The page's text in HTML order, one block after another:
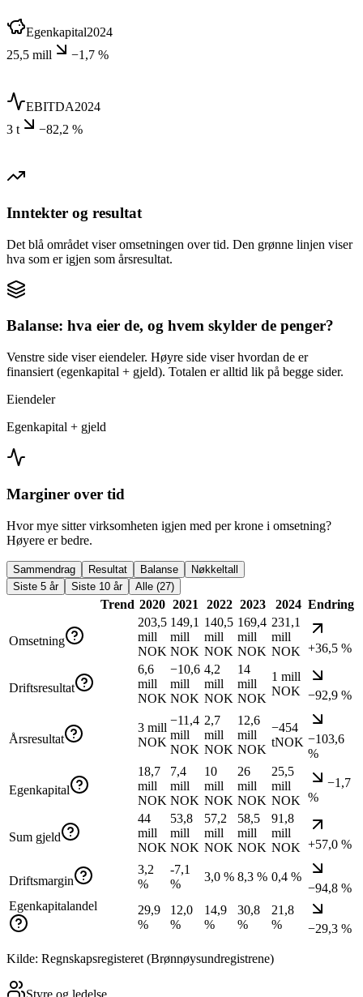
Egenkapital2024
25,5 mill
−1,7 %
EBITDA2024
3 t
−82,2 %
Inntekter og resultat
Det blå området viser omsetningen over tid. Den grønne linjen viser
hva som er igjen som årsresultat.
Balanse: hva eier de, og hvem skylder de penger?
Venstre side viser eiendeler. Høyre side viser hvordan de er
finansiert (egenkapital + gjeld). Totalen er alltid lik på begge sider.
Eiendeler
Egenkapital + gjeld
Marginer over tid
Hvor mye sitter virksomheten igjen med per krone i omsetning?
Høyere er bedre.
Sammendrag Resultat Balanse
Nøkkeltall
Siste 5 år
Siste 10 år Alle (27)
Trend 2020 2021 2022 2023 2024 Endring
Omsetning
203,5
mill
NOK
149,1
mill
NOK
140,5
mill
NOK
169,4
mill
NOK
231,1
mill
NOK +36,5 %
Driftsresultat
6,6
mill
NOK
−10,6
mill
NOK
4,2
mill
NOK
14
mill
NOK
1 mill
NOK −92,9 %
Årsresultat
3 mill
NOK
−11,4
mill
NOK
2,7
mill
NOK
12,6
mill
NOK
−454
tNOK −103,6
%
Egenkapital
18,7
mill
NOK
7,4
mill
NOK
10
mill
NOK
26
mill
NOK
25,5
mill
NOK
−1,7
%
Sum gjeld
44
mill
NOK
53,8
mill
NOK
57,2
mill
NOK
58,5
mill
NOK
91,8
mill
NOK +57,0 %
Driftsmargin
3,2
%
-7,1
%
3,0 % 8,3 % 0,4 %
−94,8 %
Egenkapitalandel
29,9
%
12,0
%
14,9
%
30,8
%
21,8
%
−29,3 %
Kilde: Regnskapsregisteret (Brønnøysundregistrene)
Styre og ledelse